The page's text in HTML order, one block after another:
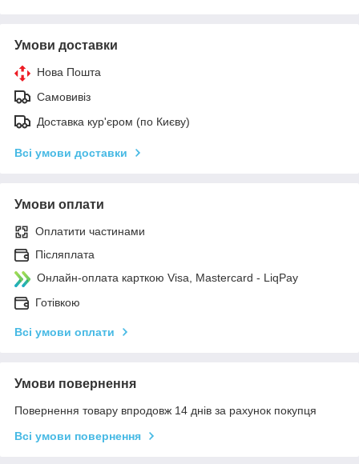
Умови доставки
Нова Пошта
Самовивіз
Доставка кур'єром (по Києву)
Всі умови доставки
Умови оплати
Оплатити частинами
Післяплата
Онлайн-оплата карткою Visa, Mastercard - LiqPay
Готівкою
Всі умови оплати
Умови повернення
Повернення товару впродовж 14 днів за рахунок покупця
Всі умови повернення